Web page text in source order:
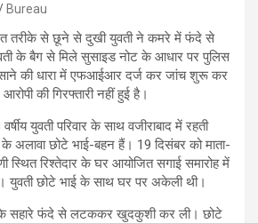
Bureau
तरीके से छूने से दुखी युवती ने कमरे में फंदे से
के बैग से मिले सुसाइड नोट के आधार पर पुलिस
की धारा में एफआईआर दर्ज कर जांच शुरू कर
की गिरफ्तारी नहीं हुई है।
युवती परिवार के साथ वजीराबाद में रहती
के अलावा छोटे भाई-बहन हैं। 19 दिसंबर को माता-
स्थित रिश्तेदार के घर आयोजित सगाई समारोह में
युवती छोटे भाई के साथ घर पर अकेली थी।
के सहारे फंदे से लटककर खुदकुशी कर ली। छोटे